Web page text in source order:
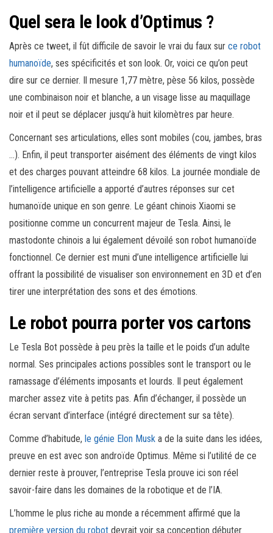
Quel sera le look d’Optimus ?
Après ce tweet, il fût difficile de savoir le vrai du faux sur ce robot
humanoïde, ses spécificités et son look. Or, voici ce qu’on peut
dire sur ce dernier. Il mesure 1,77 mètre, pèse 56 kilos, possède
une combinaison noir et blanche, a un visage lisse au maquillage
noir et il peut se déplacer jusqu’à huit kilomètres par heure.
Concernant ses articulations, elles sont mobiles (cou, jambes, bras
…). Enfin, il peut transporter aisément des éléments de vingt kilos
et des charges pouvant atteindre 68 kilos. La journée mondiale de
l’intelligence artificielle a apporté d’autres réponses sur cet
humanoïde unique en son genre. Le géant chinois Xiaomi se
positionne comme un concurrent majeur de Tesla. Ainsi, le
mastodonte chinois a lui également dévoilé son robot humanoïde
fonctionnel. Ce dernier est muni d’une intelligence artificielle lui
offrant la possibilité de visualiser son environnement en 3D et d’en
tirer une interprétation des sons et des émotions.
Le robot pourra porter vos cartons
Le Tesla Bot possède à peu près la taille et le poids d’un adulte
normal. Ses principales actions possibles sont le transport ou le
ramassage d’éléments imposants et lourds. Il peut également
marcher assez vite à petits pas. Afin d’échanger, il possède un
écran servant d’interface (intégré directement sur sa tête).
Comme d’habitude, le génie Elon Musk a de la suite dans les idées,
preuve en est avec son androïde Optimus. Même si l’utilité de ce
dernier reste à prouver, l’entreprise Tesla prouve ici son réel
savoir-faire dans les domaines de la robotique et de l’IA.
L’homme le plus riche au monde a récemment affirmé que la
première version du robot devrait voir sa conception débuter